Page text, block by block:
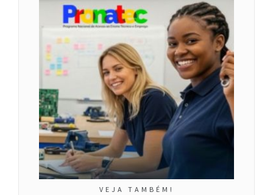
VEJA TAMBÉM!